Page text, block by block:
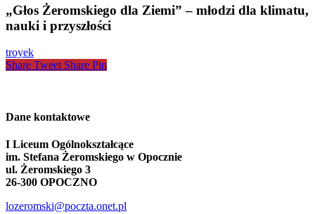
Ziemi”
młodzi
klimatu,
nauki
„Głos Żeromskiego dla Ziemi” – młodzi dla klimatu,
nauki i przyszłości
troyek
Share Tweet Share Pin
Dane kontaktowe
I Liceum Ogólnokształcące
im. Stefana Żeromskiego w Opocznie
ul. Żeromskiego 3
26-300 OPOCZNO
lozeromski@poczta.onet.pl